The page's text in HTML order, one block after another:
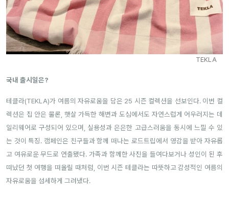
TEKLA
국내 출시일은?
테클라(TEKLA)가 여름의 자유로움을 담은 25 시즌 컬렉션을 선보인다. 이번 컬
렉션은 집 안은 물론, 햇살 가득한 해변과 도심에서도 자연스럽게 어우러지는 데
일리웨어로 구성되어 있으며, 실용성과 은은한 고급스러움을 동시에 느낄 수 있
는 것이 특징. 캠페인은 친구들과 함께 떠나는 로드트립에서 영감을 받아 자유롭
고 여유로운 무드로 연출됐다. 가족과 함께한 사진을 들여다보거나 성인이 된 후
떠났던 첫 여행을 떠올릴 때처럼, 이번 시즌 테클라는 따뜻하고 감성적인 여름의
자유로움을 섬세하게 그려냈다.